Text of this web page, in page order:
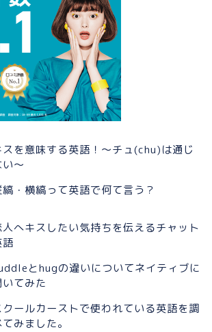
スを意味する英語！〜チュ(chu)は通じ
い〜
縞・横縞って英語で何て言う？
人へキスしたい気持ちを伝えるチャット
語
とhugの違いについてネイティブに
いてみた
クールカーストで使われている英語を調
みました。